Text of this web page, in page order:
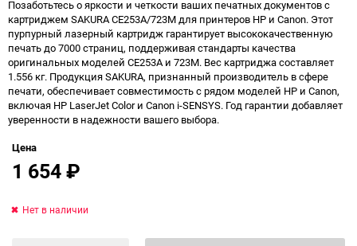
Позаботьтесь о яркости и четкости ваших печатных документов с
картриджем SAKURA CE253A/723M для принтеров HP и Canon. Этот
пурпурный лазерный картридж гарантирует высококачественную
печать до 7000 страниц, поддерживая стандарты качества
оригинальных моделей CE253A и 723M. Вес картриджа составляет
1.556 кг. Продукция SAKURA, признанный производитель в сфере
печати, обеспечивает совместимость с рядом моделей HP и Canon,
включая HP LaserJet Color и Canon i-SENSYS. Год гарантии добавляет
уверенности в надежности вашего выбора.
Цена
1 654₽
Нет в наличии